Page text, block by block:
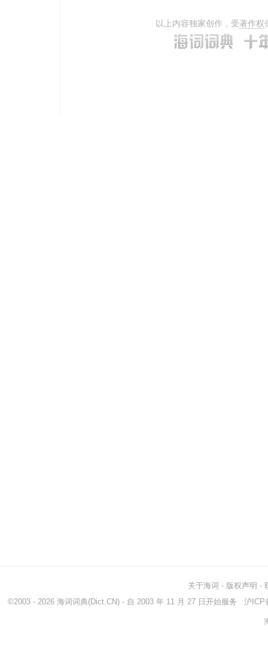
以上内容独家创作，受著作权
关于海词 - 版权声明 -
©2003 - 2026 海词词典(Dict.CN) - 自 2003 年 11 月 27 日开始服务 沪ICP